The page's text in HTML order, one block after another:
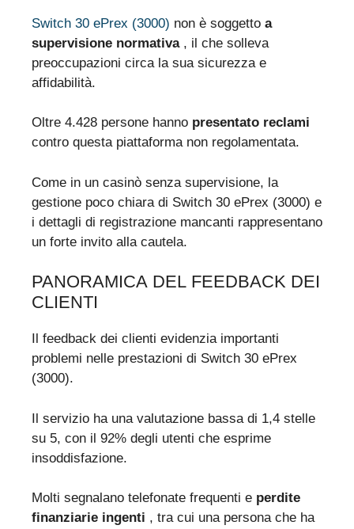
Switch 30 ePrex (3000) non è soggetto a
supervisione normativa, il che solleva
preoccupazioni circa la sua sicurezza e
affidabilità.
Oltre 4.428 persone hanno presentato reclami
contro questa piattaforma non regolamentata.
Come in un casinò senza supervisione, la
gestione poco chiara di Switch 30 ePrex (3000) e
i dettagli di registrazione mancanti rappresentano
un forte invito alla cautela.
PANORAMICA DEL FEEDBACK DEI
CLIENTI
Il feedback dei clienti evidenzia importanti
problemi nelle prestazioni di Switch 30 ePrex
(3000).
Il servizio ha una valutazione bassa di 1,4 stelle
su 5, con il 92% degli utenti che esprime
insoddisfazione.
Molti segnalano telefonate frequenti e perdite
finanziarie ingenti , tra cui una persona che ha